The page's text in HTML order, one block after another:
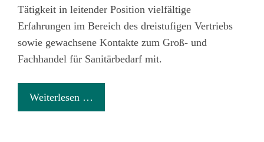
Tätigkeit in leitender Position vielfältige
Erfahrungen im Bereich des dreistufigen Vertriebs
sowie gewachsene Kontakte zum Groß- und
Fachhandel für Sanitärbedarf mit.
Weiterlesen …